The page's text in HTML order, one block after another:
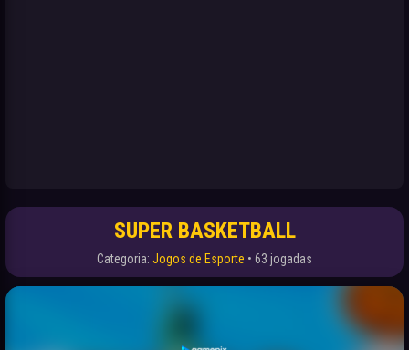
SUPER BASKETBALL
Categoria: Jogos de Esporte • 63 jogadas